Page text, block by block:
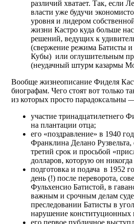
различий хватает. Так, если
власти уже будучи
уровня и лидером
жизни Кастро куда больше
решений, ведущих к
(свержение режима Батисты и
Кубы) или оглушительным
(неудачный штурм казармы
Вообще жизнеописание Фиделя
биографам. Чего стоят вот только
из которых просто парадоксальны
участие тринадцатилетнего
на плантации отца;
его «поздравление» в 1940
Франклина Делано Рузвельта,
третий срок и просьбой
долларов, которую он
подготовка и подача в 1952
день (!) после переворота,
Фульхенсио Батистой, в
важным и срочным делам
преследовании Батисты в
нарушение конституционных
его первое публичное